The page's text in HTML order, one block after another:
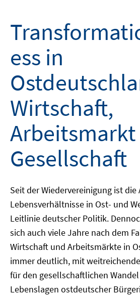
ess in
Wirtschaft,
Gesellschaft
Seit der Wiedervereinigung ist
Lebensverhältnisse in Ost- und
Leitlinie deutscher Politik.
sich auch viele Jahre nach dem
Wirtschaft und Arbeitsmärkte in
immer deutlich, mit
für den gesellschaftlichen
Lebenslagen ostdeutscher